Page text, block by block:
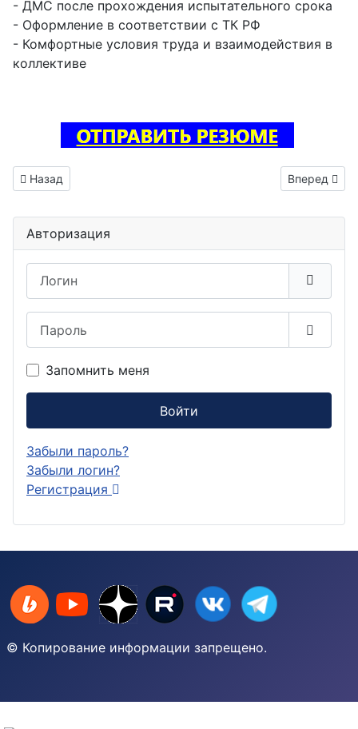
- ДМС после прохождения испытательного срока
- Оформление в соответствии с ТК РФ
- Комфортные условия труда и взаимодействия в
коллективе
Предыдущий: Тестировщик ПО вакансия Жуковка
Назад Следующий:
Вперед
Авторизация
Запомнить меня
Войти
Забыли пароль?
Забыли логин?
Регистрация
© Копирование информации запрещено.